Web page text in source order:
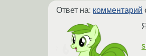
Ответ на: комментарий